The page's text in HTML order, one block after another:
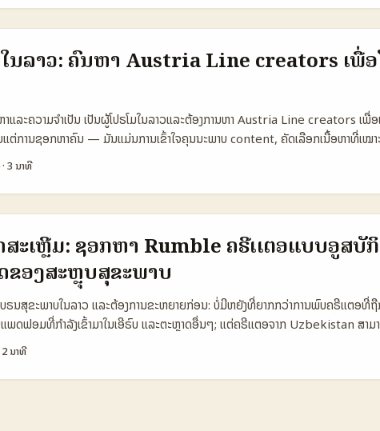
ບປະເພດກໍລະນີທີ່ຄວນໄດ້ຮູ້ (ຕົວຢ່າງ: campaigns ທີ່ໃຊ້ influencers ສຳລັບການປະໂ
ວໜ້າຂອງ ການປະຕິບັດທີ່ບໍ່ຊັດເຈນ). 📊 ຕາຕະລາງ Data Snapshot — ການປຽບທຽບ
Search Talent Agencies Organic Discovery 👥 Monthly Active
📈 Conversion (to install) 12% 6% 4% 💰 Avg Cost per Install
effort Medium High Low 📦 Scalability High Medium Low ຕາ
ແບບ platform (BaoLiba, Creator marketplaces) ມີຄວາມ convert ດີແລະ
ແຕ່ຕ້ອງຈ່າຍ effort verification ສຳລັບ fraud. Talent agencies ເປັນທາງເລືອກທີ່
discovery ເຫັນຜົນຫຼຸດແຕ່ຮອດຄ່າຕ່ໍາ. ...
ໃນລາວ: ຄົ້ນຫາ Austria Line creators ເພື່
ແລະຄວາມຈຳເປັນ ເປັນຜູ້ໂປຣໂມໃນລາວແລະຕ້ອງການຫາ Austria Line creators ເພື່
ຕ່ການຊອກຫາຄົນ — ມັນແມ່ນການເຂົ້າໃຈຄຸນນະພາບ content, ຄັດເລືອກເນື້ອຫາທີ່ເໝ
logistics ຂ້າມປະເທດ. ຕົວຢ່າງລ່າສຸດຊ່ວຍເຮົາເຫັນວ່າ pop-up collabs ເຊັ່ນ Ikea x
ທີ່ມີ niche (ແຫ່ງຂອງ design ແລະ seasonal scarcity) — ຂໍ້ດັ່ງກ່າວນີ້ແມ່
ປະກອບການສຳເລັດ. ບົດນີ້ຈະເອົາແນວທາງທີ່ກອງມາຈາກການສື່ສານທົ່ວໂລກ, pop-up
ລະຂ່າວສານແຕ່ລະແຖວເພື່ອຊ່ວຍໃຫ້ເຈົ້າເລືອກຜູ້ສ້າງສື່ (creators) ຈາກ Austria ໄດ້ສຳເ
ແຕ່ລະແພດ (Platforms) 📈 🧩 Metric Line Instagram TikTok 👥 Monthly
📈 Engagement (avg) 5% 12% 10% 💬 Best use Direct
Short viral demos 💸 Typical creator fee €50–€300
Accounts, Rich Menu Shoppable tags, Reels Ads, Creator
ດີສໍາລັບການສົ່ງແຈ້ງແລະຄຸບຄຸມໂປຣໂມຊັນທີ່ມີຂອບເຂດທຸລະກິດ, ໃນຂະນະທີ່
ສູງກວ່າ — ຄຳແນະນໍາແມ່ນໃຫ້ໃຊ້ຜູ້ສ້າງຫຼາຍຫຼັກຜູ້ເພື່ອຮັບຜົນທັງການວັດຜົນແ
·3 ນາທີ
ສະເຫຼີມ: ຊອກຫາ Rumble ຄຣີເເຕອແບບອູສບັ
ຂອງສະຫຼຸບສຸຂະພາບ
ຣນສຸຂະພາບໃນລາວ ແລະຕ້ອງການຂະຫຍາຍກ່ອນ: ບໍ່ມີຫຍັງທີ່ຍາກກວ່າການພົບຄຣີເເຕອທີ່
ພດຟອມທີ່ກຳລັງເຂົ້າມາໃນເອີຣົບ ແລະຕະຫຼາດອື່ນໆ; ແຕ່ຄຣີເເຕອຈາກ Uzbekistan ສາ
ສຸຂະພາບທີ່ຍັງຕ້ອງການຄົ້ນຫາການເຂົ້າເຖິງໃໝ່ — ເນື້ອຫາທ່າງທຳອິດ, ວິທີການອອກແບບກາ
, ແນວຄວາມຄິດການລັບລອງ, ແລະແຜນການປະຕິບັດທີ່ສາມາດນຳໄປປະຕິບັດໄດ້ທັນໃນຕະຫຼາ
ານເຊີ້ຍເລືອກທາງ (ປະເທດ vs Platforms) 🧩 🧩 Metric Rumble (Uz)
Active 120.000 1.200.000 2.500.000 📈 Engagement 6% 4%
2 ນາທີ